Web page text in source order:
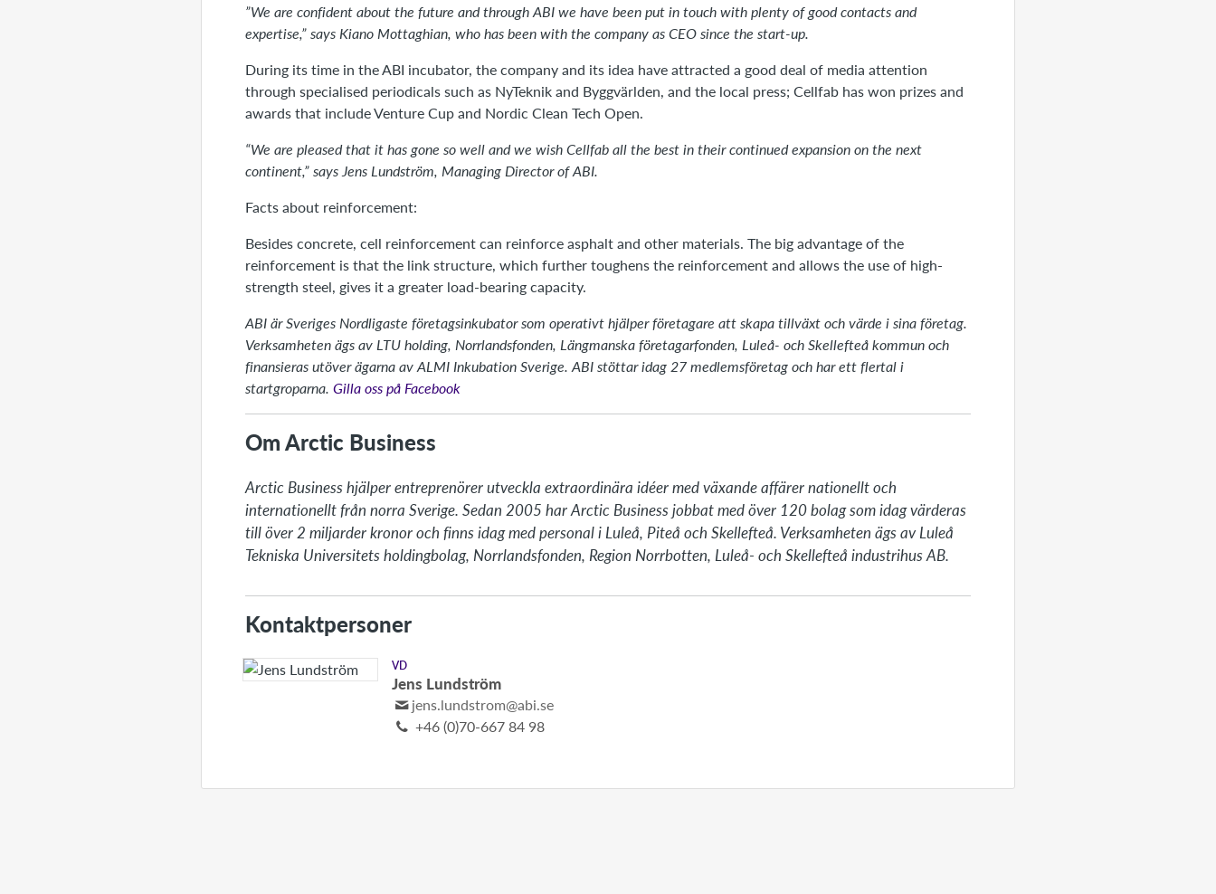
”We are confident about the future and through ABI we have been put in touch with plenty of good contacts and
expertise,” says Kiano Mottaghian, who has been with the company as CEO since the start-up.
During its time in the ABI incubator, the company and its idea have attracted a good deal of media attention
through specialised periodicals such as NyTeknik and Byggvärlden, and the local press; Cellfab has won prizes and
awards that include Venture Cup and Nordic Clean Tech Open.
“We are pleased that it has gone so well and we wish Cellfab all the best in their continued expansion on the next
continent,” says Jens Lundström, Managing Director of ABI.
Facts about reinforcement:
Besides concrete, cell reinforcement can reinforce asphalt and other materials. The big advantage of the
reinforcement is that the link structure, which further toughens the reinforcement and allows the use of high-
strength steel, gives it a greater load-bearing capacity.
ABI är Sveriges Nordligaste företagsinkubator som operativt hjälper företagare att skapa tillväxt och värde i sina företag.
Verksamheten ägs av LTU holding, Norrlandsfonden, Längmanska företagarfonden, Luleå- och Skellefteå kommun och
finansieras utöver ägarna av ALMI Inkubation Sverige. ABI stöttar idag 27 medlemsföretag och har ett flertal i
startgroparna. Gilla oss på Facebook
Om Arctic Business
Arctic Business hjälper entreprenörer utveckla extraordinära idéer med växande affärer nationellt och
internationellt från norra Sverige. Sedan 2005 har Arctic Business jobbat med över 120 bolag som idag värderas
till över 2 miljarder kronor och finns idag med personal i Luleå, Piteå och Skellefteå. Verksamheten ägs av Luleå
Tekniska Universitets holdingbolag, Norrlandsfonden, Region Norrbotten, Luleå- och Skellefteå industrihus AB.
Kontaktpersoner
VD
Jens Lundström
jens.lundstrom@abi.se
+46 (0)70-667 84 98